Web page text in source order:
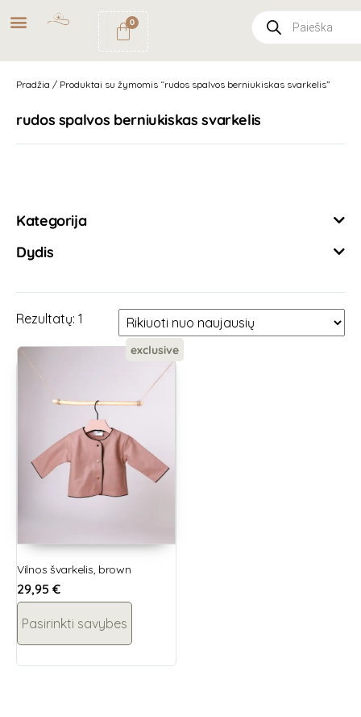
NEMOKAMAS
PRISTATYMAS
PAŠTOMATU
UŽSAKYMAMS NUO
0
Pradžia / Produktai su žymomis “rudos spalvos berniukiskas svarkelis”
rudos spalvos berniukiskas svarkelis
Kategorija
Dydis
Rezultatų: 1
exclusive
Vilnos švarkelis, brown
29,95 €
Pasirinkti savybes